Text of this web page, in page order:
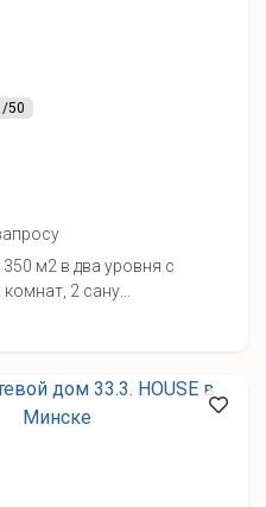
/50
м2 в два уровня с
2 сану...